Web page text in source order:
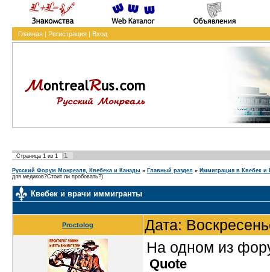
Главная| Регистрация| Вход
Страница 1из 1 1
Русский Форум Монреаля, Квебека и Канады » Главный раздел » Иммиграция в Квебек и
для медиков?Стоит ли пробовать?)
Квебек и врачи иммигранты
Proctolog Дата:
На одном из
Quote